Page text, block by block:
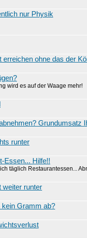
nur Physik
erreichen ohne das der
wird es auf der Waage mehr!
Grundumsatz
runter
Essen... Hilfe!!
täglich Restaurantessen...
weiter runter
Gramm ab?